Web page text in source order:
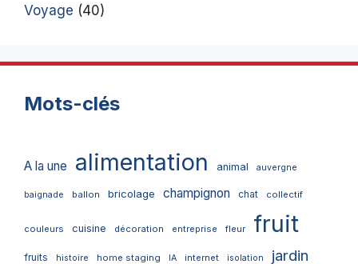
Voyage (40)
Mots-clés
A la une alimentation animal auvergne
baignade ballon bricolage champignon chat collectif
couleurs cuisine décoration entreprise fleur fruit
fruits histoire home staging IA internet isolation jardin